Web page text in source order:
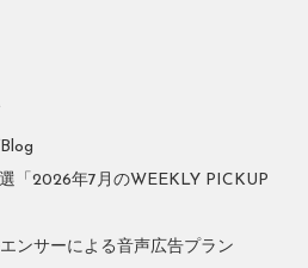
「2026年7月のWEEKLY PICKUP
ンサーによる音声広告プラン